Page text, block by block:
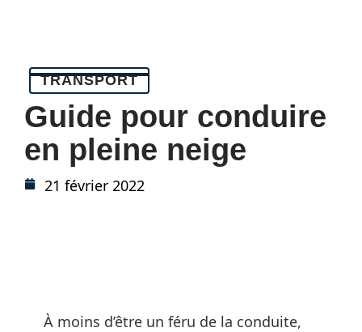
TRANSPORT
Guide pour conduire
en pleine neige
21 février 2022
À moins d’être un féru de la conduite,